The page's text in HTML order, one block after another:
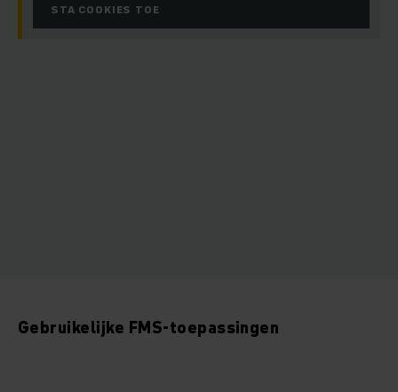
STA COOKIES TOE
Gebruikelijke FMS-toepassingen